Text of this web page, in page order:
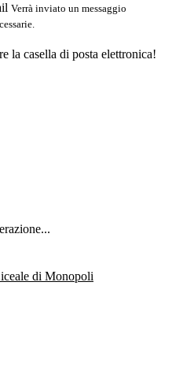
Verrà inviato un messaggio
la casella di posta elettronica!